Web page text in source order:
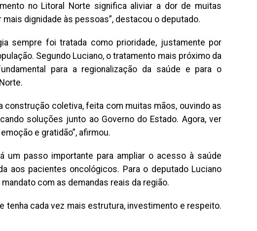
no Litoral Norte significa aliviar a dor de muitas
dignidade às pessoas”, destacou o deputado.
sempre foi tratada como prioridade, justamente por
Segundo Luciano, o tratamento mais próximo da
para a regionalização da saúde e para o
construção coletiva, feita com muitas mãos, ouvindo as
soluções junto ao Governo do Estado. Agora, ver
e gratidão”, afirmou.
um passo importante para ampliar o acesso à saúde
aos pacientes oncológicos. Para o deputado Luciano
com as demandas reais da região.
tenha cada vez mais estrutura, investimento e respeito.